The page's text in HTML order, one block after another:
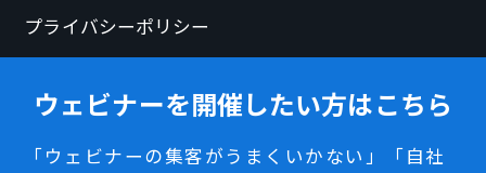
プライバシーポリシー
ウェビナーを開催したい方はこちら
「ウェビナーの集客がうまくいかない」「自社